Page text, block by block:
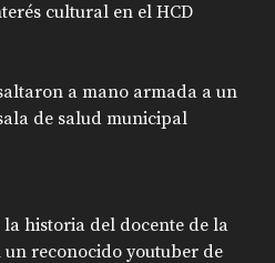
cultural en el HCD
a mano armada a un
de salud municipal
historia del docente de la
un reconocido youtuber de